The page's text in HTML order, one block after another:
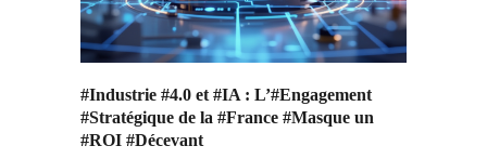
#Industrie #4.0 et #IA : L’#Engagement
#Stratégique de la #France #Masque un
#ROI #Décevant